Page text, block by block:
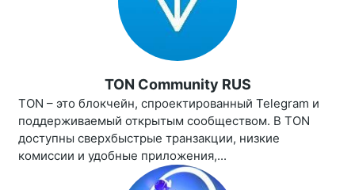
TON Community RUS
TON – это блокчейн, спроектированный Telegram и
поддерживаемый открытым сообществом. В TON
доступны сверхбыстрые транзакции, низкие
комиссии и удобные приложения,...